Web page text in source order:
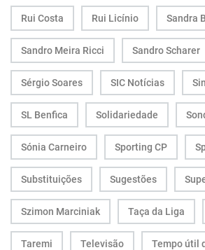
Rui Costa Rui Licínio Sandra
Sandro Meira Ricci Sandro Scharer
Sérgio Soares SIC Notícias
SL Benfica Solidariedade
Sónia Carneiro Sporting CP
Substituições Sugestões
Szimon Marciniak Taça da Liga
Taremi Televisão Tempo útil